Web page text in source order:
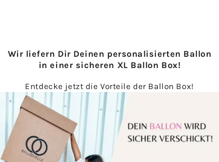
Wir liefern Dir Deinen personalisierten Ballon
in einer sicheren XL Ballon Box!
Entdecke jetzt die Vorteile der Ballon Box!